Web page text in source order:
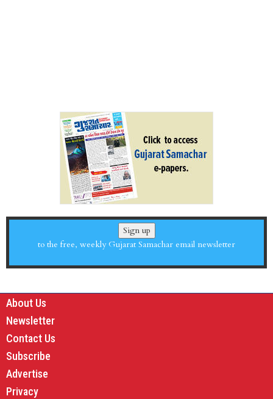
Sign up
to the free, weekly Gujarat Samachar email newsletter
About Us
Newsletter
Contact Us
Subscribe
Advertise
Privacy